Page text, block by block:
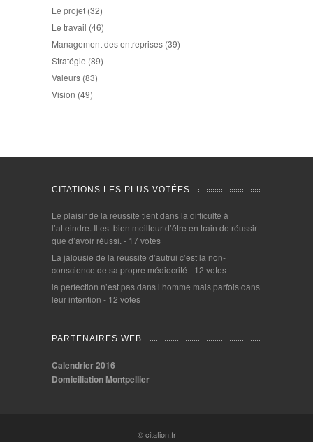
Le projet (32)
Le travail (46)
Management des entreprises (39)
Stratégie (89)
Valeurs (83)
Vision (49)
CITATIONS LES PLUS VOTÉES
Le plaisir de la réussite tient dans la difficulté à
l’atteindre. Il est bien meilleur d’être en train de réussir
que d’avoir réussi. - 17 votes
La jalousie de la réussite d’autrui c’est la non-
conscience de sa propre médiocrité - 12 votes
la perfection n’est pas dans l homme mais parfois dans
leur intention - 12 votes
PARTENAIRES WEB
Calendrier 2016
Domiciliation Montpellier
© citation.fr